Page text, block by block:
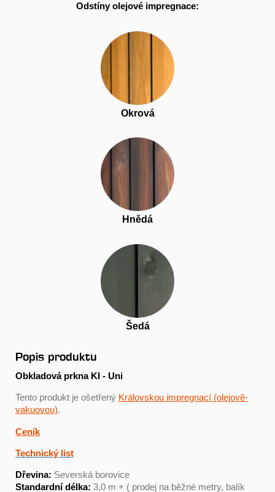
Odstíny olejové impregnace:
Okrová
Hnědá
Šedá
Popis produktu
Obkladová prkna KI - Uni
Tento produkt je ošetřený Královskou impregnací (olejově-
vakuovou).
Ceník
Technický list
Dřevina: Severská borovice
Standardní délka: 3,0 m + ( prodej na běžné metry, balík